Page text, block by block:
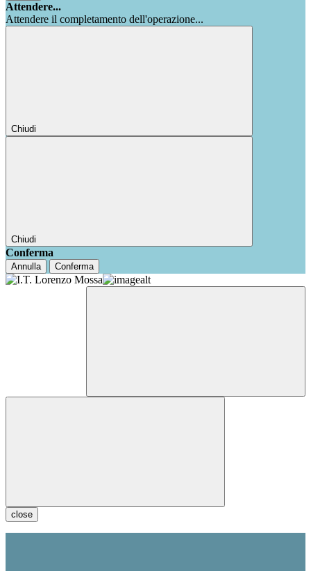
Attendere...
Attendere il completamento dell'operazione...
Chiudi
Chiudi
Conferma
Annulla Conferma
close